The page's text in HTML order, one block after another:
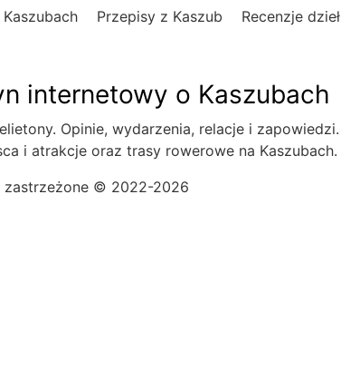
Przepisy z Kaszub Recenzje dzieł
internetowy o Kaszubach
Opinie, wydarzenia, relacje i zapowiedzi.
i atrakcje oraz trasy rowerowe na Kaszubach.
zastrzeżone © 2022-2026